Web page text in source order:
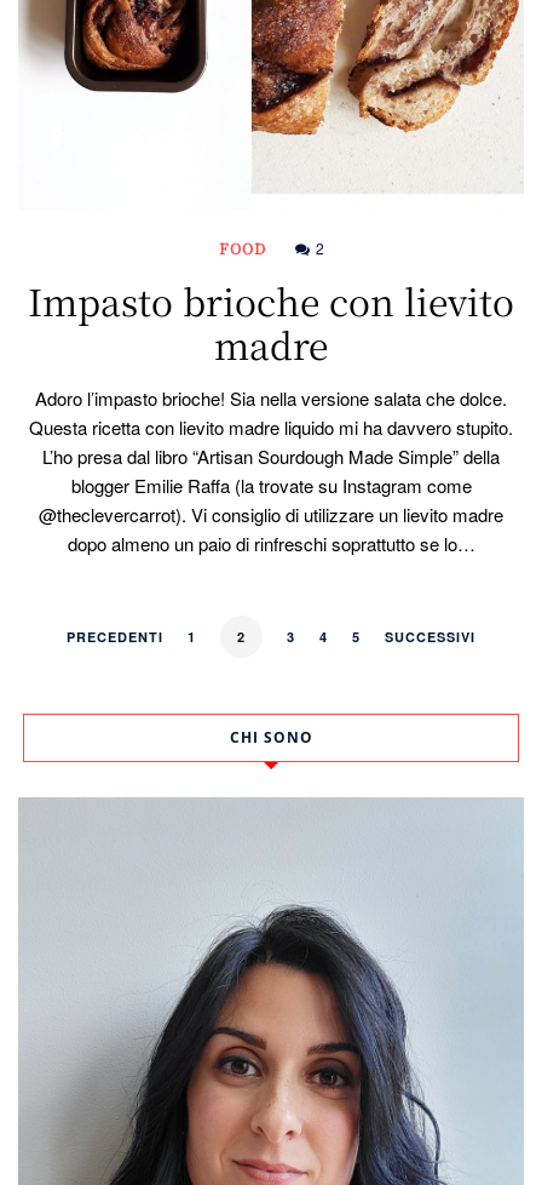
FOOD 2
Impasto brioche con lievito
madre
Adoro l’impasto brioche! Sia nella versione salata che dolce.
Questa ricetta con lievito madre liquido mi ha davvero stupito.
L’ho presa dal libro “Artisan Sourdough Made Simple” della
blogger Emilie Raffa (la trovate su Instagram come
@theclevercarrot). Vi consiglio di utilizzare un lievito madre
dopo almeno un paio di rinfreschi soprattutto se lo…
PRECEDENTI 1 2 3 4 5 SUCCESSIVI
CHI SONO